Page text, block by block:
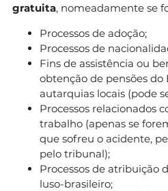
gratuita, nomeadamente se
Processos de adoção;
Processos de
Fins de assistência ou
obtenção de pensões do
autarquias locais (pode
Processos relacionados
trabalho (apenas se
que sofreu o acidente,
pelo tribunal);
Processos de atribuição
luso-brasileiro;